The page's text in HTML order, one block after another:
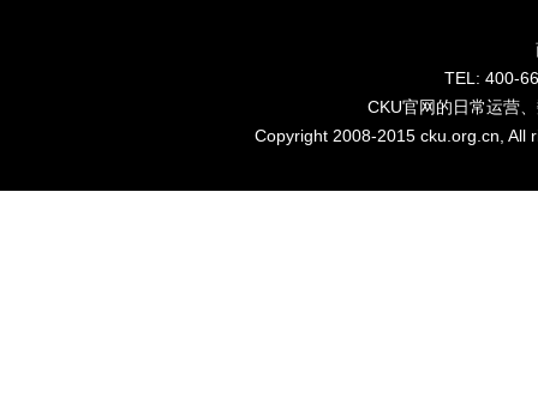
TEL: 400-
CKU官网的日常运营
Copyright 2008-2015 cku.org.cn,